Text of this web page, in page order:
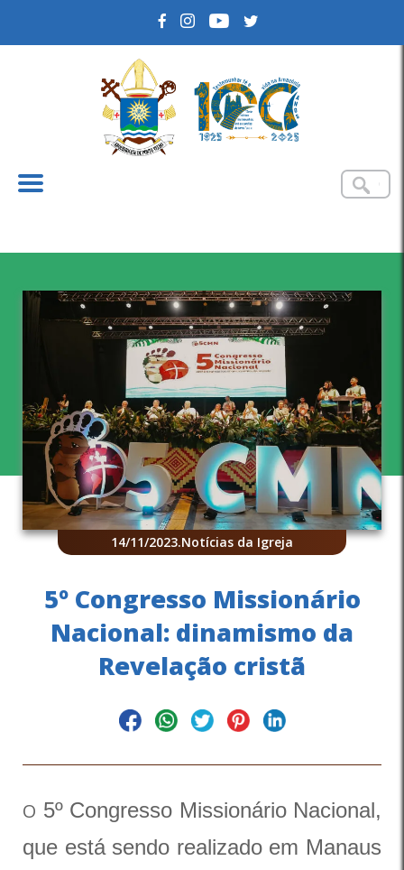
14/11/2023.Notícias da Igreja
5º Congresso Missionário
Nacional: dinamismo da
Revelação cristã
O 5º Congresso Missionário Nacional,
que está sendo realizado em Manaus